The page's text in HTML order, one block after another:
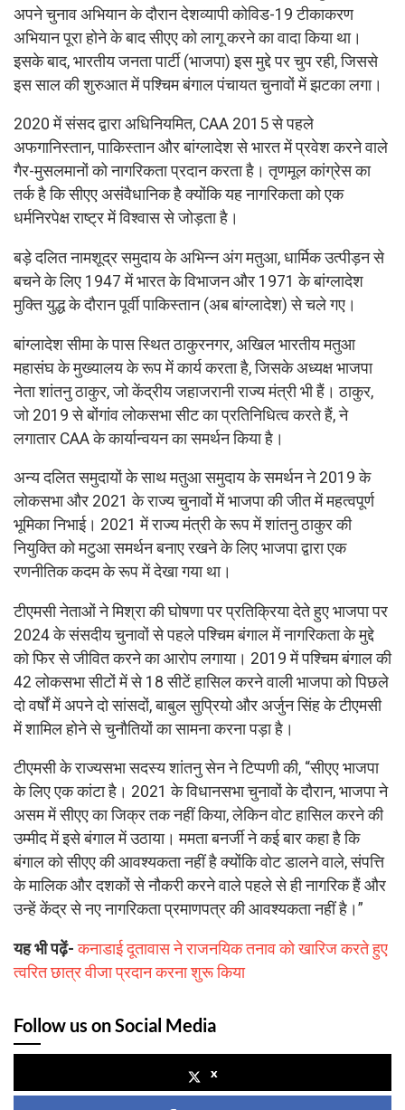
अपने चुनाव अभियान के दौरान देशव्यापी कोविड-19 टीकाकरण
अभियान पूरा होने के बाद सीएए को लागू करने का वादा किया था।
इसके बाद, भारतीय जनता पार्टी (भाजपा) इस मुद्दे पर चुप रही, जिससे
इस साल की शुरुआत में पश्चिम बंगाल पंचायत चुनावों में झटका लगा।
2020 में संसद द्वारा अधिनियमित, CAA 2015 से पहले
अफगानिस्तान, पाकिस्तान और बांग्लादेश से भारत में प्रवेश करने वाले
गैर-मुसलमानों को नागरिकता प्रदान करता है। तृणमूल कांग्रेस का
तर्क है कि सीएए असंवैधानिक है क्योंकि यह नागरिकता को एक
धर्मनिरपेक्ष राष्ट्र में विश्वास से जोड़ता है।
बड़े दलित नामशूद्र समुदाय के अभिन्न अंग मतुआ, धार्मिक उत्पीड़न से
बचने के लिए 1947 में भारत के विभाजन और 1971 के बांग्लादेश
मुक्ति युद्ध के दौरान पूर्वी पाकिस्तान (अब बांग्लादेश) से चले गए।
बांग्लादेश सीमा के पास स्थित ठाकुरनगर, अखिल भारतीय मतुआ
महासंघ के मुख्यालय के रूप में कार्य करता है, जिसके अध्यक्ष भाजपा
नेता शांतनु ठाकुर, जो केंद्रीय जहाजरानी राज्य मंत्री भी हैं। ठाकुर,
जो 2019 से बोंगांव लोकसभा सीट का प्रतिनिधित्व करते हैं, ने
लगातार CAA के कार्यान्वयन का समर्थन किया है।
अन्य दलित समुदायों के साथ मतुआ समुदाय के समर्थन ने 2019 के
लोकसभा और 2021 के राज्य चुनावों में भाजपा की जीत में महत्वपूर्ण
भूमिका निभाई। 2021 में राज्य मंत्री के रूप में शांतनु ठाकुर की
नियुक्ति को मटुआ समर्थन बनाए रखने के लिए भाजपा द्वारा एक
रणनीतिक कदम के रूप में देखा गया था।
टीएमसी नेताओं ने मिश्रा की घोषणा पर प्रतिक्रिया देते हुए भाजपा पर
2024 के संसदीय चुनावों से पहले पश्चिम बंगाल में नागरिकता के मुद्दे
को फिर से जीवित करने का आरोप लगाया। 2019 में पश्चिम बंगाल की
42 लोकसभा सीटों में से 18 सीटें हासिल करने वाली भाजपा को पिछले
दो वर्षों में अपने दो सांसदों, बाबुल सुप्रियो और अर्जुन सिंह के टीएमसी
में शामिल होने से चुनौतियों का सामना करना पड़ा है।
टीएमसी के राज्यसभा सदस्य शांतनु सेन ने टिप्पणी की, “सीएए भाजपा
के लिए एक कांटा है। 2021 के विधानसभा चुनावों के दौरान, भाजपा ने
असम में सीएए का जिक्र तक नहीं किया, लेकिन वोट हासिल करने की
उम्मीद में इसे बंगाल में उठाया। ममता बनर्जी ने कई बार कहा है कि
बंगाल को सीएए की आवश्यकता नहीं है क्योंकि वोट डालने वाले, संपत्ति
के मालिक और दशकों से नौकरी करने वाले पहले से ही नागरिक हैं और
उन्हें केंद्र से नए नागरिकता प्रमाणपत्र की आवश्यकता नहीं है।”
यह भी पढ़ें- कनाडाई दूतावास ने राजनयिक तनाव को खारिज करते हुए
त्वरित छात्र वीजा प्रदान करना शुरू किया
Follow us on Social Media
x